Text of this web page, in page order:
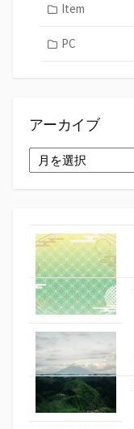
Item
PC
アーカイブ
ー